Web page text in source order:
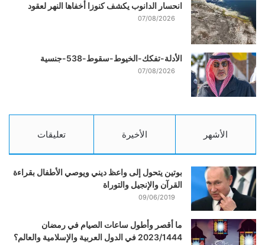
انحسار الدانوب يكشف كنوزا أخفاها النهر لعقود
07/08/2026
الأدلة-تفكك-الخيوط-سقوط-538-جنسية
07/08/2026
الأشهر الأخيرة تعليقات
بوتين يتحول إلى واعظ ديني ويوصي الأطفال بقراءة
القرآن والإنجيل والتوراة
09/06/2019
ما أقصر وأطول ساعات الصيام في رمضان
2023/1444 في الدول العربية والإسلامية والعالم؟